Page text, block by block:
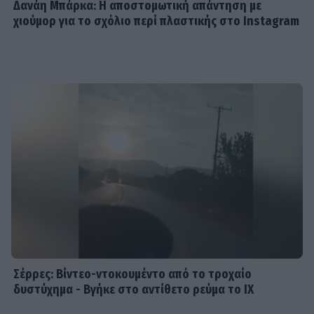
MEDIA
Αθηνάς New York - Μετά το
Bachelor... χρυσή στο bodybuilding
Δανάη Μπάρκα: Η αποστομωτική απάντηση με
χιούμορ για το σχόλιο περί πλαστικής στο Instagram
Σέρρες: Βίντεο-ντοκουμέντο από το τροχαίο
δυστύχημα - Βγήκε στο αντίθετο ρεύμα το ΙΧ